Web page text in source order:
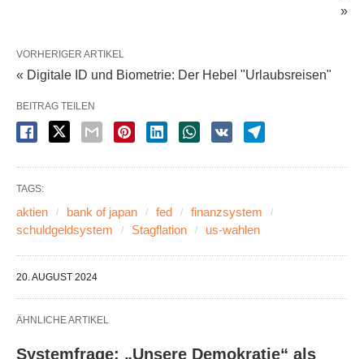
»
VORHERIGER ARTIKEL
« Digitale ID und Biometrie: Der Hebel "Urlaubsreisen"
BEITRAG TEILEN
TAGS:
aktien bank of japan fed
finanzsystem
schuldgeldsystem
Stagflation us-wahlen
20. AUGUST 2024
ÄHNLICHE ARTIKEL
Systemfrage: „Unsere Demokratie“ als